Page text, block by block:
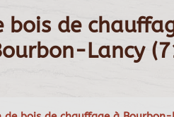
bois de
Lancy